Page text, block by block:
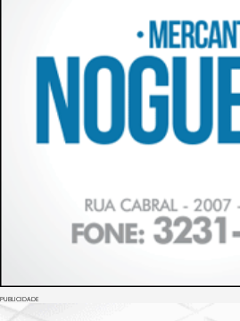
PUBLICIDADE